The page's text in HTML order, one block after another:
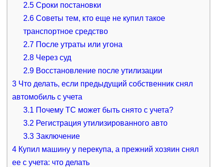
2.5 Сроки постановки
2.6 Советы тем, кто еще не купил такое
транспортное средство
2.7 После утраты или угона
2.8 Через суд
2.9 Восстановление после утилизации
3Что делать, если предыдущий собственник снял
автомобиль с учета
3.1 Почему ТС может быть снято с учета?
3.2 Регистрация утилизированного авто
3.3 Заключение
4Купил машину у перекупа, а прежний хозяин снял
ее с учета: что делать